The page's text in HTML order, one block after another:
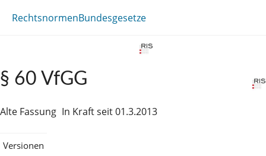
RechtsnormenBundesgesetze
§ 60 VfGG
Alte Fassung In Kraft seit 01.3.2013
Versionen